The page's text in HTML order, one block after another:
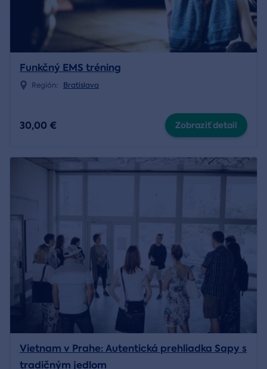
Funkčný EMS tréning
Región: Bratislava
30,00 € Zobraziť detail
Vietnam v Prahe: Autentická prehliadka Sapy s
tradičným jedlom